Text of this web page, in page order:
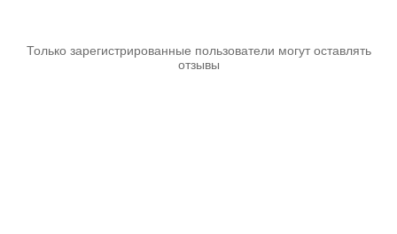
Только зарегистрированные пользователи могут оставлять
отзывы